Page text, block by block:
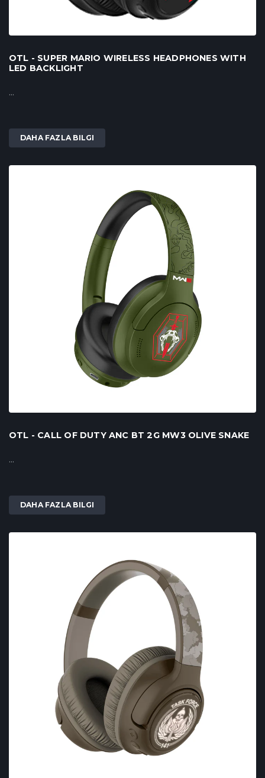
OTL - SUPER MARIO WIRELESS HEADPHONES WITH
LED BACKLIGHT
...
DAHA FAZLA BILGI
OTL - CALL OF DUTY ANC BT 2G MW3 OLIVE SNAKE
...
DAHA FAZLA BILGI